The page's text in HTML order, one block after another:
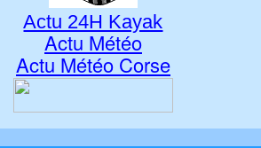
Actu 24H Kayak
Actu Météo
Actu Météo Corse